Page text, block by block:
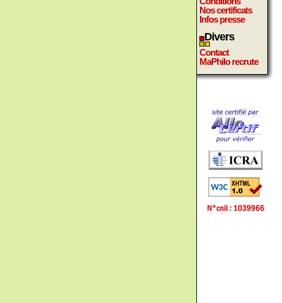
Nos certificats
Infos presse
Divers
Contact
MaPhilo recrute